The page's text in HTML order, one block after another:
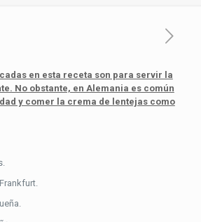
en esta receta son para servir la
No obstante, en Alemania es común
y comer la crema de lentejas como